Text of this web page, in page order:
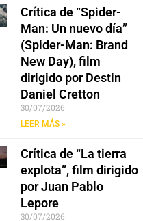
Crítica de “Spider-
Man: Un nuevo día”
(Spider-Man: Brand
New Day), film
dirigido por Destin
Daniel Cretton
30/07/2026
LEER MÁS »
Crítica de “La tierra
explota”, film dirigido
por Juan Pablo
Lepore
30/07/2026